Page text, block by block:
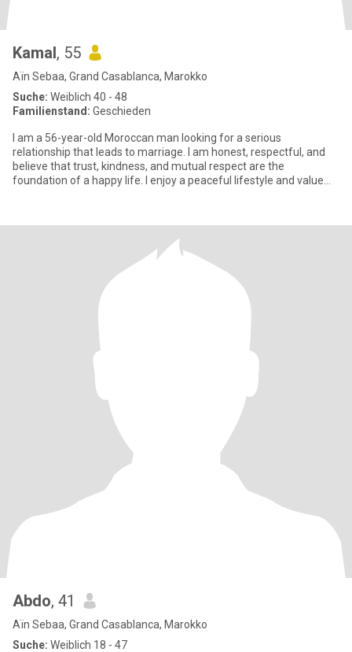
Kamal, 55
Aïn Sebaa, Grand Casablanca, Marokko
Suche: Weiblich 40 - 48
Familienstand: Geschieden
I am a 56-year-old Moroccan man looking for a serious
relationship that leads to marriage. I am honest, respectful, and
believe that trust, kindness, and mutual respect are the
foundation of a happy life. I enjoy a peaceful lifestyle and value
Abdo, 41
Aïn Sebaa, Grand Casablanca, Marokko
Suche: Weiblich 18 - 47